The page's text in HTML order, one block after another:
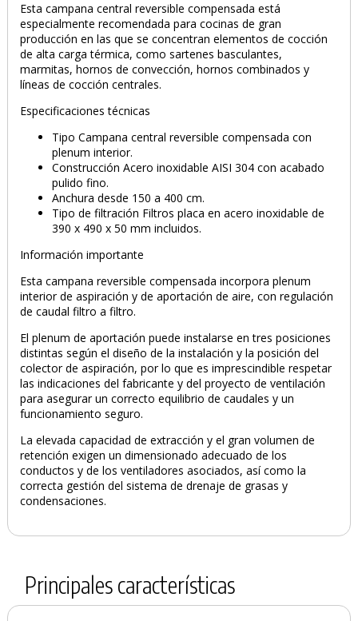
PRODUCTO AÑADIDO AL CARRITO
Esta campana central reversible compensada está
especialmente recomendada para cocinas de gran
producción en las que se concentran elementos de cocción
de alta carga térmica, como sartenes basculantes,
marmitas, hornos de convección, hornos combinados y
líneas de cocción centrales.
Especificaciones técnicas
Tipo Campana central reversible compensada con
plenum interior.
Construcción Acero inoxidable AISI 304 con acabado
pulido fino.
Anchura desde 150 a 400 cm.
Tipo de filtración Filtros placa en acero inoxidable de
390 x 490 x 50 mm incluidos.
Información importante
Esta campana reversible compensada incorpora plenum
interior de aspiración y de aportación de aire, con regulación
de caudal filtro a filtro.
El plenum de aportación puede instalarse en tres posiciones
distintas según el diseño de la instalación y la posición del
colector de aspiración, por lo que es imprescindible respetar
las indicaciones del fabricante y del proyecto de ventilación
para asegurar un correcto equilibrio de caudales y un
funcionamiento seguro.
La elevada capacidad de extracción y el gran volumen de
retención exigen un dimensionado adecuado de los
conductos y de los ventiladores asociados, así como la
correcta gestión del sistema de drenaje de grasas y
condensaciones.
Principales características